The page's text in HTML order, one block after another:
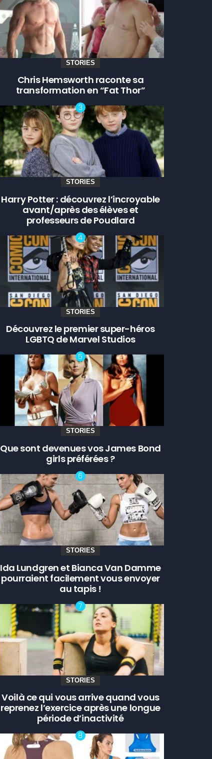
STORIES
Chris Hemsworth raconte sa
transformation en “Fat Thor”
STORIES
Harry Potter : découvrez l’incroyable
avant/après des élèves et
professeurs de Poudlard
STORIES
Découvrez le premier super-héros
LGBTQ de Marvel Studios
STORIES
Que sont devenues vos James Bond
girls préférées ?
STORIES
Ida Lundgren et Bianca Van Damme
pourraient facilement vous envoyer
au tapis !
STORIES
Voilà ce qui vous arrive quand vous
reprenez l’exercice après une longue
période d’inactivité